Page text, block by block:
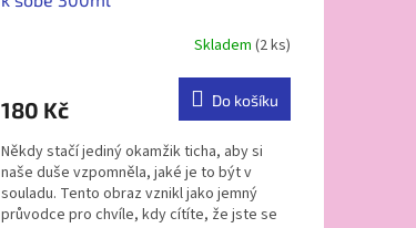
Skladem (2 ks)
180 Kč Do košíku
Někdy stačí jediný okamžik ticha, aby si
naše duše vzpomněla, jaké je to být v
souladu. Tento obraz vznikl jako jemný
průvodce pro chvíle, kdy cítíte, že jste se